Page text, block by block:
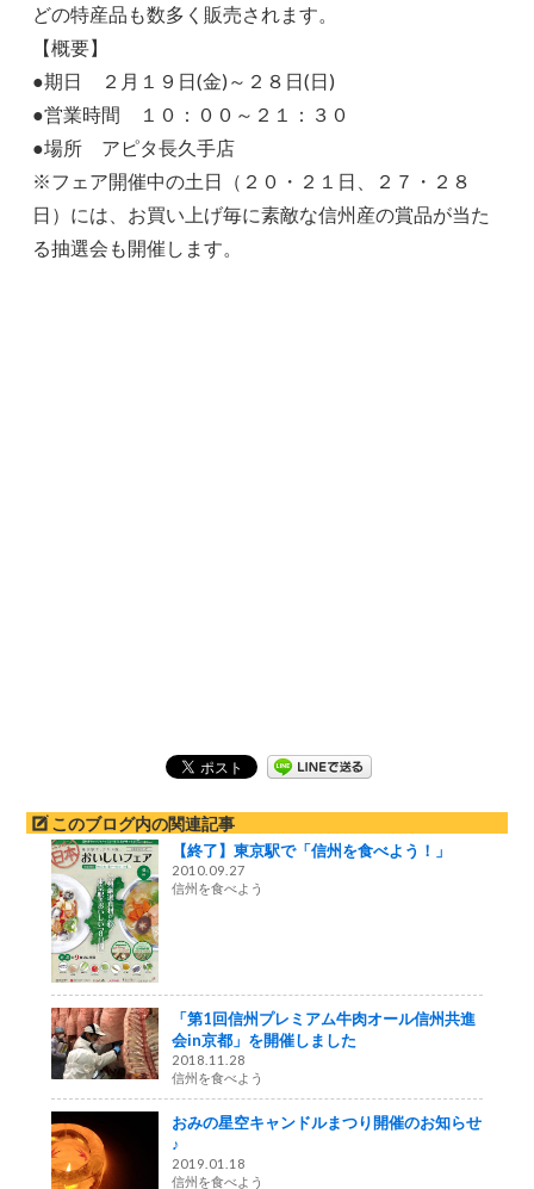
どの特産品も数多く販売されます。
【概要】
●期日 ２月１９日(金)～２８日(日)
●営業時間 １０：００～２１：３０
●場所 アピタ長久手店
※フェア開催中の土日（２０・２１日、２７・２８
日）には、お買い上げ毎に素敵な信州産の賞品が当た
る抽選会も開催します。
このブログ内の関連記事
【終了】東京駅で「信州を食べよう！」
2010.09.27
信州を食べよう
「第1回信州プレミアム牛肉オール信州共進
会in京都」を開催しました
2018.11.28
信州を食べよう
おみの星空キャンドルまつり開催のお知らせ
♪
2019.01.18
信州を食べよう